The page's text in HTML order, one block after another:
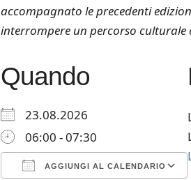
accompagnato le precedenti
interrompere un percorso culturale
Quando
23.08.2026
06:00 - 07:30
AGGIUNGI AL CALENDARIO